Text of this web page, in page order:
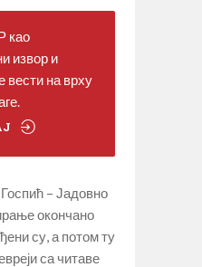
као
извор и
вести на врху
– Јадовно
окончано
су, а потом ту
са читаве